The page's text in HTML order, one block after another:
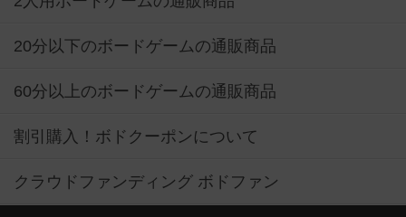
20分以下のボードゲームの通販商品
60分以上のボードゲームの通販商品
割引購入！ボドクーポンについて
クラウドファンディング ボドファン